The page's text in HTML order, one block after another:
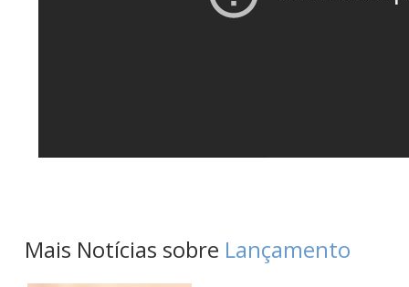
Mais Notícias sobre Lançamento